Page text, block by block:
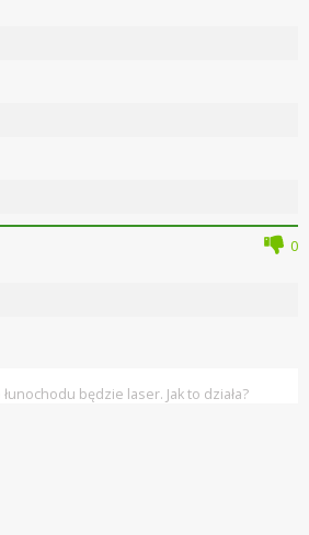
0
będzie laser. Jak to działa?